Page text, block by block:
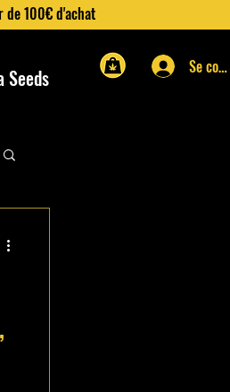
de 100€ d'achat
Seeds Se